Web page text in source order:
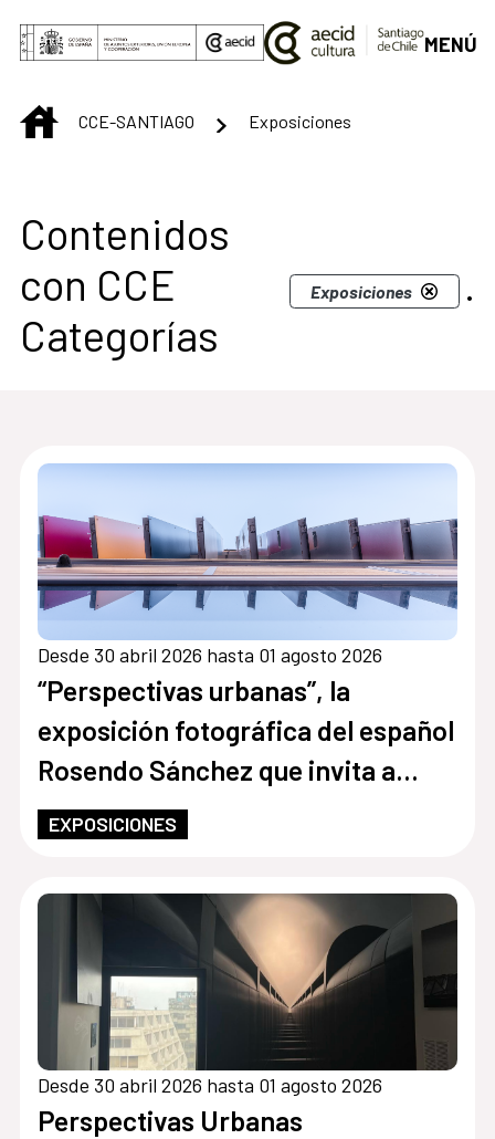
Saltar al contenido principal
MENÚ
INICIOCCE-SANTIAGO Exposiciones
Centro Cultural de
Contenidos
con CCE
Categorías
Exposiciones .
Desde 30 abril 2026 hasta 01 agosto 2026
“Perspectivas urbanas”, la
exposición fotográfica del español
Rosendo Sánchez que invita a
redescubrir las ciudades
contemporáneas desde las alturas
EXPOSICIONES
Desde 30 abril 2026 hasta 01 agosto 2026
Perspectivas Urbanas